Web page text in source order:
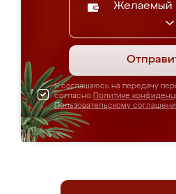
Желаемый
Я соглашаюсь на передачу
согласно Политике
Пользовательскому